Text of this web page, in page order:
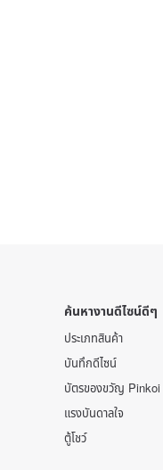
ค้นหางานดีไซน์ดีๆ
ประเภทสินค้า
บันทึกดีไซน์
บัตรของขวัญ Pinkoi
แรงบันดาลใจ
ตู้โชว์